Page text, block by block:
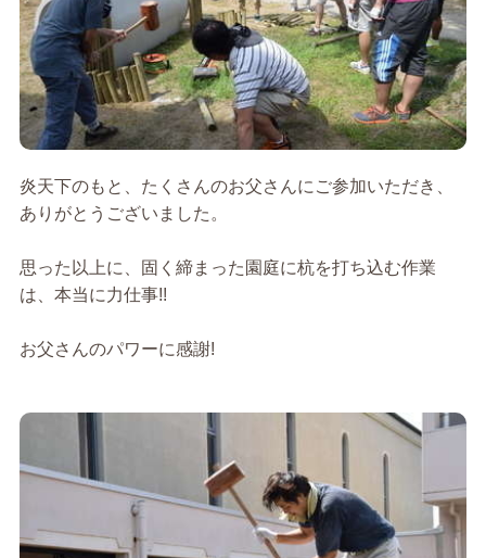
炎天下のもと、たくさんのお父さんにご参加いただき、
ありがとうございました。
思った以上に、固く締まった園庭に杭を打ち込む作業
は、本当に力仕事!!
お父さんのパワーに感謝!